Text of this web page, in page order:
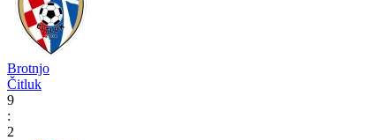
Brotnjo
Čitluk
9
:
2